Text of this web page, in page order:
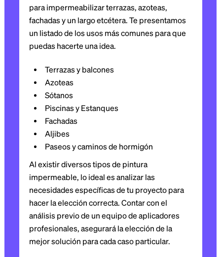
para impermeabilizar terrazas, azoteas,
fachadas y un largo etcétera. Te presentamos
un listado de los usos más comunes para que
puedas hacerte una idea.
Terrazas y balcones
Azoteas
Sótanos
Piscinas y Estanques
Fachadas
Aljibes
Paseos y caminos de hormigón
Al existir diversos tipos de pintura
impermeable, lo ideal es analizar las
necesidades específicas de tu proyecto para
hacer la elección correcta. Contar con el
análisis previo de un equipo de aplicadores
profesionales, asegurará la elección de la
mejor solución para cada caso particular.